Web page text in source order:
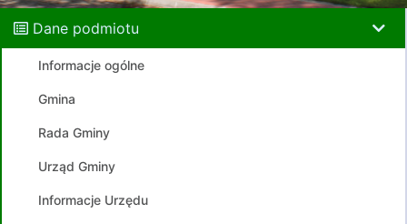
Dane podmiotu
Informacje ogólne
Gmina
Rada Gminy
Urząd Gminy
Informacje Urzędu